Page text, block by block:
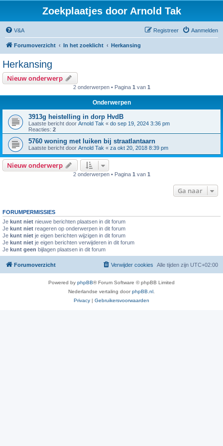
Zoekplaatjes door Arnold Tak
V&A Aanmelden
Registreer
Forumoverzicht In het zoeklicht Herkansing
Herkansing
Nieuw onderwerp
2 onderwerpen • Pagina 1 van 1
Onderwerpen
3913g heistelling in dorp HvdB
Laatste bericht door Arnold Tak « do sep 19, 2024 3:36 pm
Reacties: 2
5760 woning met luiken bij straatlantaarn
Laatste bericht door Arnold Tak « za okt 20, 2018 8:39 pm
Nieuw onderwerp
2 onderwerpen • Pagina 1 van 1
Ga naar
FORUMPERMISSIES
Je kunt niet nieuwe berichten plaatsen in dit forum
Je kunt niet reageren op onderwerpen in dit forum
Je kunt niet je eigen berichten wijzigen in dit forum
Je kunt niet je eigen berichten verwijderen in dit forum
Je kunt geen bijlagen plaatsen in dit forum
Forumoverzicht Alle tijden zijn UTC+02:00
Verwijder cookies
Powered by phpBB® Forum Software © phpBB Limited
Nederlandse vertaling doorphpBB.nl
Privacy | Gebruikersvoorwaarden